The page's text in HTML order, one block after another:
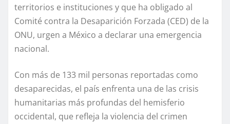
territorios e instituciones y que ha obligado al
Comité contra la Desaparición Forzada (CED) de la
ONU, urgen a México a declarar una emergencia
nacional.
Con más de 133 mil personas reportadas como
desaparecidas, el país enfrenta una de las crisis
humanitarias más profundas del hemisferio
occidental, que refleja la violencia del crimen